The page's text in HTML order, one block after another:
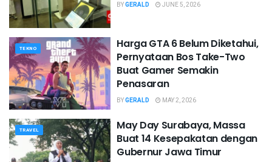
BYGERALD JUNE 5, 2026
TEKNO
Harga GTA 6 Belum Diketahui,
Pernyataan Bos Take-Two
Buat Gamer Semakin
Penasaran
BYGERALD MAY 2, 2026
TRAVEL
May Day Surabaya, Massa
Buat 14 Kesepakatan dengan
Gubernur Jawa Timur